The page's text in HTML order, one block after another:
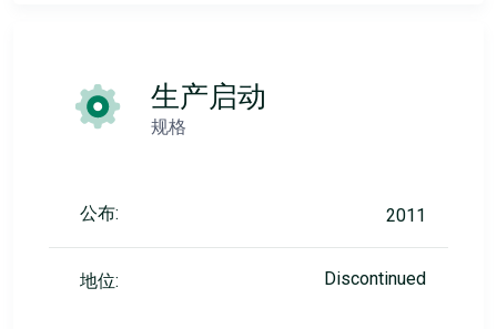
生产启动
规格
公布: 2011
地位: Discontinued